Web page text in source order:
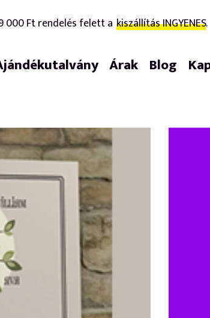
000 Ft rendelés felett a kiszállítás INGYENES.
Árak Blog